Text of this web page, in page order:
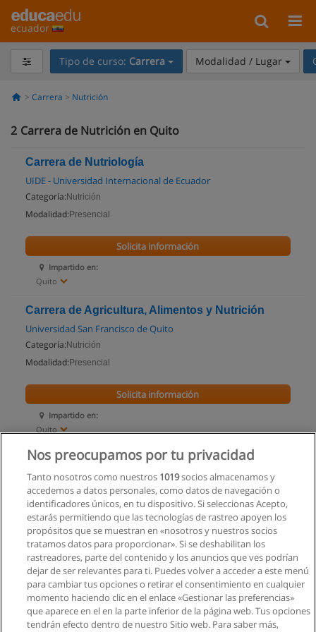
ecuador
Tipo de curso: Carrera Modalidad / Lugar
Carrera Nutrición
2 Carrera de Nutrición en Quito
Carrera de Nutriología
UIDE - Universidad Internacional de Ecuador
Categoría: Nutrición
Modalidad: Presencial
Impartido en:
Quito
Solicita información
Carrera de Agricultura, Alimentos y Nutrición
Universidad San Francisco de Quito
Categoría: Nutrición
Modalidad: Presencial
Impartido en:
Quito
Solicita información
Nos preocupamos por tu privacidad
Tanto nosotros como nuestros 1019socios almacenamos y
accedemos a datos personales, como datos de navegación o
identificadores únicos, en tu dispositivo. Si seleccionas Acepto,
estarás permitiendo que las tecnologías de rastreo apoyen los
propósitos que se muestran en «nosotros y nuestros socios
tratamos datos para proporcionar». Si se deshabilitan los
rastreadores, parte del contenido y los anuncios que ves podrían
dejar de ser relevantes para ti. Puedes volver a acceder a este menú
para cambiar tus opciones o retirar el consentimiento en cualquier
momento haciendo clic en el enlace «Gestionar las preferencias»
que aparece en el en la parte inferior de la página web. Tus opciones
tendrán efecto dentro de nuestro Sitio web. Para saber más,